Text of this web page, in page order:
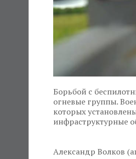
Борьбой с
огневые группы.
которых
инфраструктурные
Александр Волков